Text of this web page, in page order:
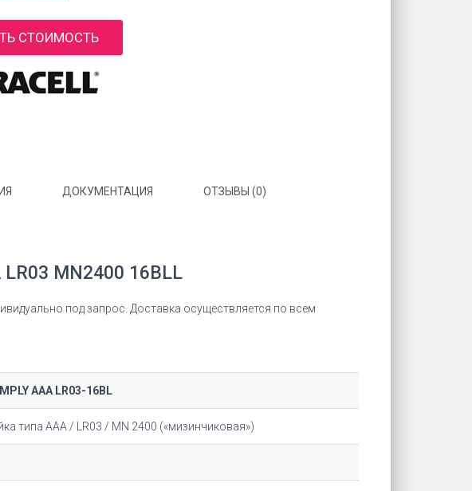
СТОИМОСТЬ
ДОКУМЕНТАЦИЯ ОТЗЫВЫ (0)
MN2400 16BLL
под запрос. Доставка осуществляется по всем
AAA LR03-16BL
типа AAА / LR03 / MN 2400 («мизинчиковая»)